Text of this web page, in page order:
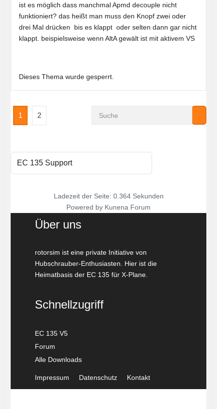
ist es möglich dass manchmal Apmd decouple nicht
funktioniert? das heißt man muss den Knopf zwei oder
drei Mal drücken bis es klappt oder selten dann gar nicht
klappt. beispielsweise wenn AltA gewält ist mit aktivem VS
Dieses Thema wurde gesperrt.
1 2
Ladezeit der Seite: 0.364 Sekunden
Powered by Kunena Forum
Über uns
rotorsim ist eine private Initiative von
Hubschrauber-Enthusiasten. Hier ist die
Heimatbasis der EC 135 für X-Plane.
Schnellzugriff
EC 135 V5
Forum
Alle Downloads
Impressum Datenschutz Kontakt